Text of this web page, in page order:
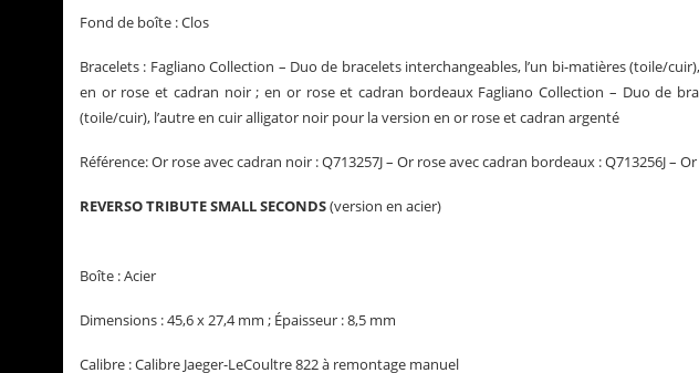
Fond de boîte : Clos
Bracelets : Fagliano Collection – Duo de bracelets interchangeables, l’un bi-matières (toile/
en or rose et cadran noir ; en or rose et cadran bordeaux Fagliano Collection – Duo de
(toile/cuir), l’autre en cuir alligator noir pour la version en or rose et cadran argenté
Référence: Or rose avec cadran noir : Q713257J – Or rose avec cadran bordeaux : Q713256J –
REVERSO TRIBUTE SMALL SECONDS(version en acier)
Boîte : Acier
Dimensions : 45,6 x 27,4 mm ; Épaisseur : 8,5 mm
Calibre : Calibre Jaeger-LeCoultre 822 à remontage manuel